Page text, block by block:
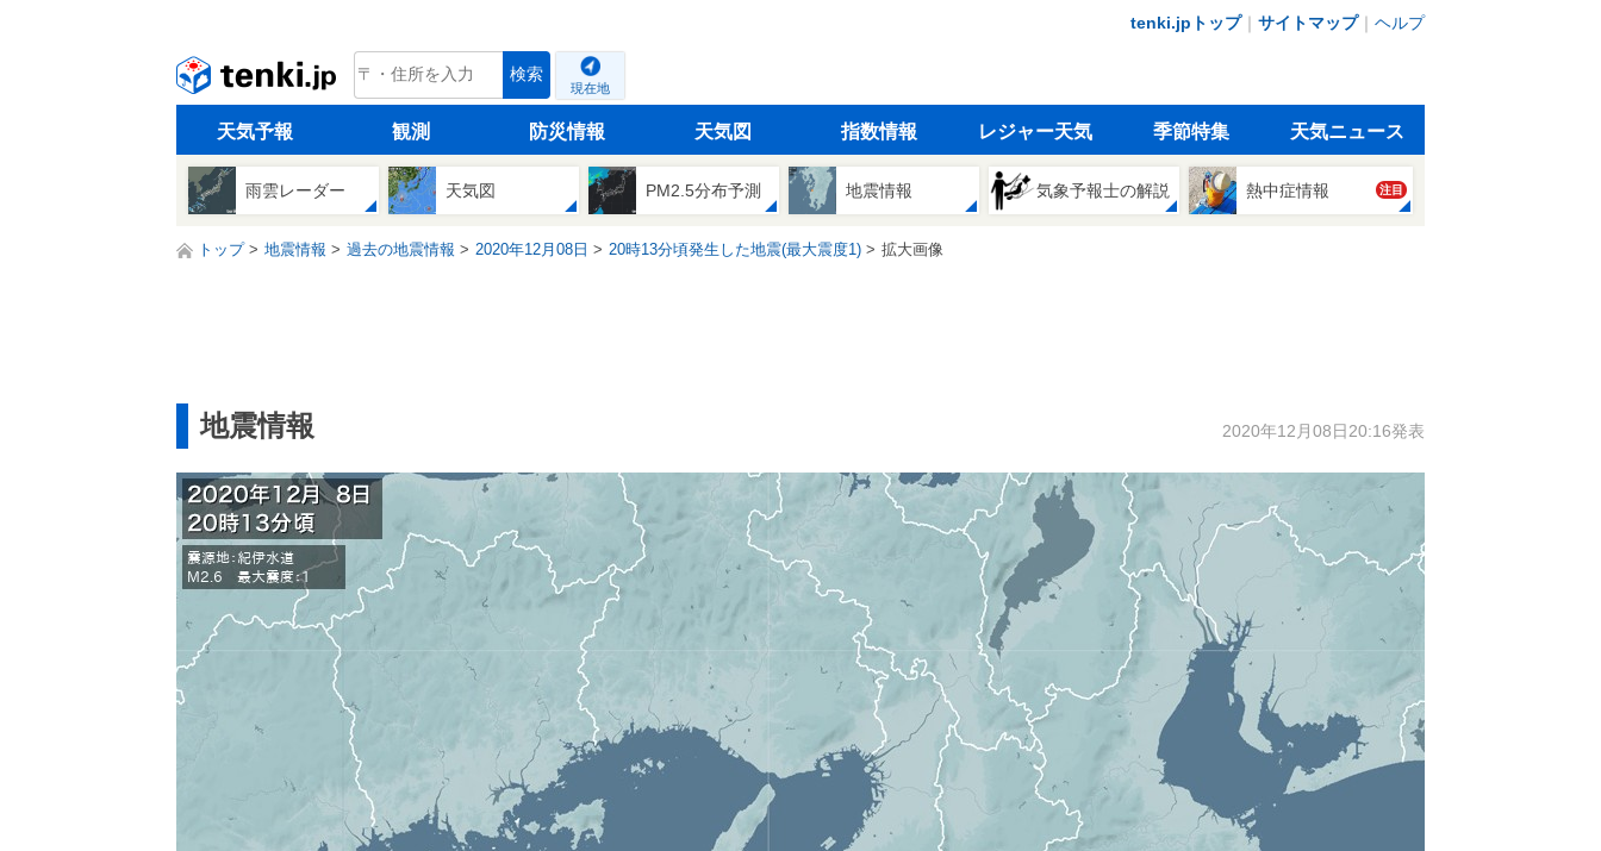
tenki.jpトップ｜ サイトマップ｜ ヘルプ
tenki.jp 検索
現在地
天気予報 観測 防災情報 天気図 指数情報 レジャー天気 季節特集 天気ニュース
雨雲レーダー 天気図 PM2.5分布予測 地震情報 気象予報士の解説 熱中症情報 注目
トップ 地震情報 過去の地震情報 2020年12月08日 20時13分頃発生した地震(最大震度1) 拡大画像
地震情報 2020年12月08日20:16発表